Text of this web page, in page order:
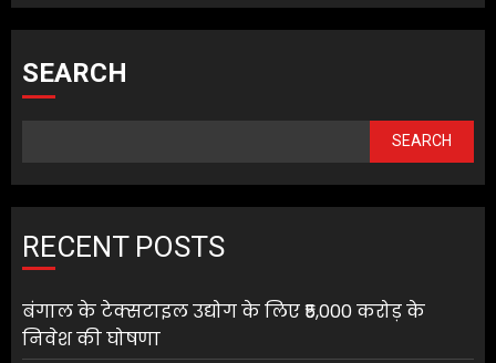
SEARCH
SEARCH
RECENT POSTS
बंगाल के टेक्सटाइल उद्योग के लिए ₹5,000 करोड़ के
निवेश की घोषणा